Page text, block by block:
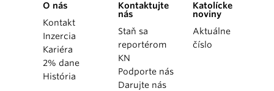
O nás
Kontakt
Inzercia
Kariéra
2% dane
História
Kontaktujte
nás
Staň sa
reportérom
KN
Podporte nás
Darujte nás
Katolícke
noviny
Aktuálne
číslo